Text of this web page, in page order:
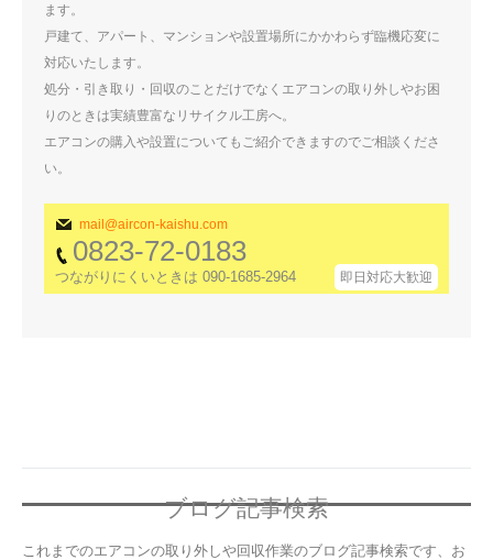
ます。
戸建て、アパート、マンションや設置場所にかかわらず臨機応変に
対応いたします。
処分・引き取り・回収のことだけでなくエアコンの取り外しやお困
りのときは実績豊富なリサイクル工房へ。
エアコンの購入や設置についてもご紹介できますのでご相談くださ
い。
mail@aircon-kaishu.com
0823-72-0183
つながりにくいときは 090-1685-2964 即日対応大歓迎
ブログ記事検索
これまでのエアコンの取り外しや回収作業のブログ記事検索です、お